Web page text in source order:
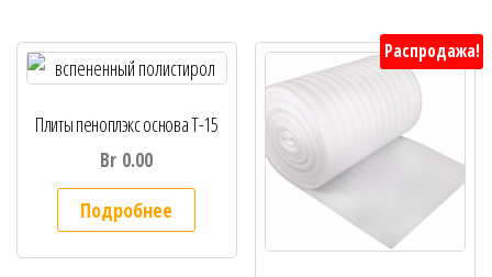
Плиты пеноплэкс основа Т-15
Br 0.00
Подробнее
Распродажа!